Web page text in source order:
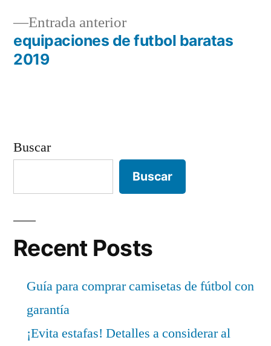
entradas
Entrada anteriorEntrada
anterior:
equipaciones de futbol baratas
2019
Buscar
Buscar
Recent Posts
Guía para comprar camisetas de fútbol con
garantía
¡Evita estafas! Detalles a considerar al